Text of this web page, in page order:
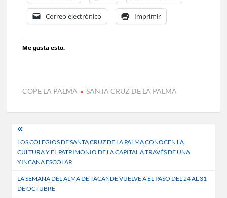
Correo electrónico Imprimir
Me gusta esto:
COPE LA PALMA SANTA CRUZ DE LA PALMA
Navegación
de
entradas
LOS COLEGIOS DE SANTA CRUZ DE LA PALMA CONOCEN LA
CULTURA Y EL PATRIMONIO DE LA CAPITAL A TRAVÉS DE UNA
YINCANA ESCOLAR
LA SEMANA DEL ALMA DE TACANDE VUELVE A EL PASO DEL 24 AL 31
DE OCTUBRE